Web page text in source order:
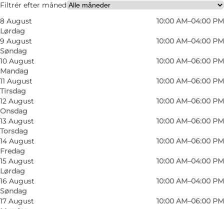
Filtrér efter måned
8 August
Lørdag
10:00 AM–04:00 PM
9 August
Søndag
10:00 AM–04:00 PM
10 August
Mandag
10:00 AM–06:00 PM
11 August
Tirsdag
10:00 AM–06:00 PM
12 August
Onsdag
10:00 AM–06:00 PM
13 August
Torsdag
10:00 AM–06:00 PM
14 August
Fredag
10:00 AM–06:00 PM
15 August
Lørdag
10:00 AM–04:00 PM
16 August
Søndag
10:00 AM–04:00 PM
17 August
10:00 AM–06:00 PM
Børn, Venner, Min partner, Mig selv
Billige sko til hele familien! Stilletter,
ballerinasko, sneakers eller gummistøvler til
ungerne – du finder det hos Deichmann. Og
endda til budgetvenlige priser.
Synes du også det er noget af en udskrivning
når hele familien skal udstyres med nye
sommersko eller vinterstøvler? Så prøv
Deichmann næste gang!